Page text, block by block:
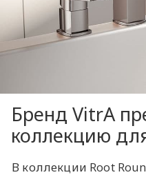
Бренд VitrA
коллекцию
В коллекции Root